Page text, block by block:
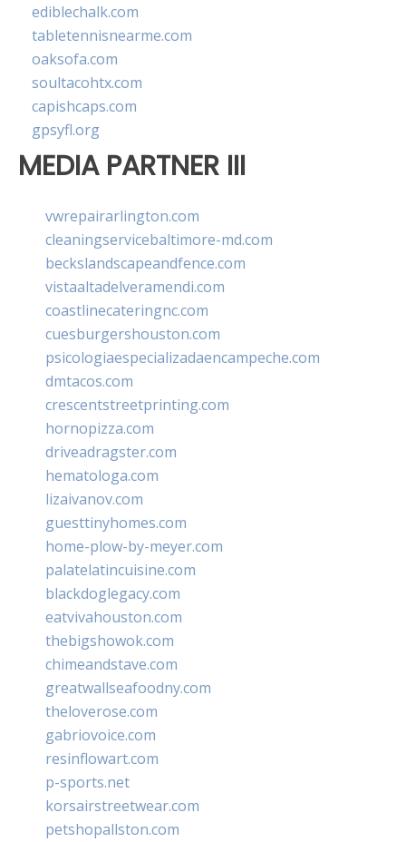
ediblechalk.com
tabletennisnearme.com
oaksofa.com
soultacohtx.com
capishcaps.com
gpsyfl.org
MEDIA PARTNER III
vwrepairarlington.com
cleaningservicebaltimore-md.com
beckslandscapeandfence.com
vistaaltadelveramendi.com
coastlinecateringnc.com
cuesburgershouston.com
psicologiaespecializadaencampeche.com
dmtacos.com
crescentstreetprinting.com
hornopizza.com
driveadragster.com
hematologa.com
lizaivanov.com
guesttinyhomes.com
home-plow-by-meyer.com
palatelatincuisine.com
blackdoglegacy.com
eatvivahouston.com
thebigshowok.com
chimeandstave.com
greatwallseafoodny.com
theloverose.com
gabriovoice.com
resinflowart.com
p-sports.net
korsairstreetwear.com
petshopallston.com